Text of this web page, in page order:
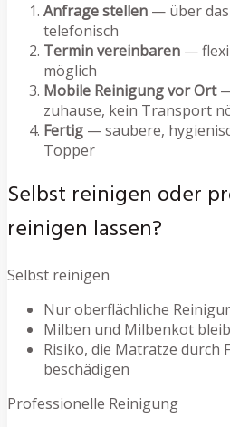
Anfrage stellen — über
telefonisch
Termin vereinbaren —
möglich
Mobile Reinigung vor Ort—
zuhause, kein Transport
Fertig — saubere,
Topper
Selbst reinigen oder
reinigen lassen?
Selbst reinigen
Nur oberflächliche
Milben und Milbenkot
Risiko, die Matratze durch
beschädigen
Professionelle Reinigung